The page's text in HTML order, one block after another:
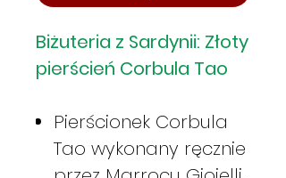
Biżuteria z Sardynii: Złoty
pierścień Corbula Tao
Pierścionek Corbula
Tao wykonany ręcznie